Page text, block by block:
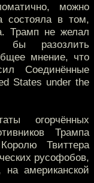
можно
состояла в том,
Трамп не желал
бы разозлить
мнение, что
Соединённые
States under the
огорчённых
Трампа
Твиттера
русофобов,
американской